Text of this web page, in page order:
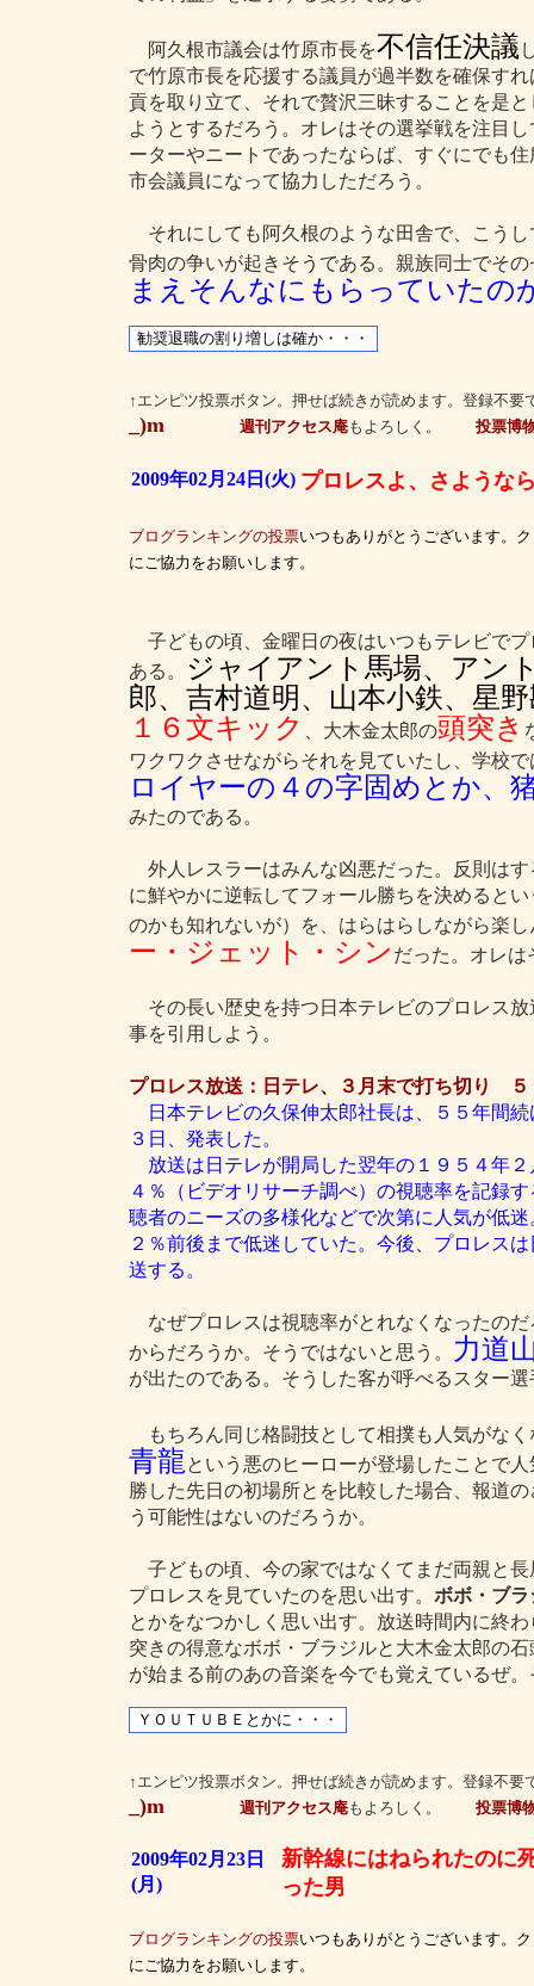
阿久根市議会は竹原市長を不信任決議
で竹原市長を応援する議員が過半数を確保す
貢を取り立て、それで贅沢三昧することを是
ようとするだろう。オレはその選挙戦を注目
ーターやニートであったならば、すぐにでも
市会議員になって協力しただろう。
それにしても阿久根のような田舎で、こう
骨肉の争いが起きそうである。親族同士でそ
まえそんなにもらっていたの
↑エンピツ投票ボタン。押せば続きが読めます。登録不要
_)m 週刊アクセス庵もよろしく。 投票博
2009年02月24日(火) プロレスよ、さような
ブログランキングの投票いつもありがとうございます。
にご協力をお願いします。
子どもの頃、金曜日の夜はいつもテレビで
ある。
ジャイアント馬場、アン
郎、吉村道明、山本小鉄、星
１６文キック
、大木金太郎の頭突き
ワクワクさせながらそれを見ていたし、学校
ロイヤーの４の字固めとか、
みたのである。
外人レスラーはみんな凶悪だった。反則は
に鮮やかに逆転してフォール勝ちを決めると
のかも知れないが）を、はらはらしながら楽
ー・ジェット・シン だった。オレは
その長い歴史を持つ日本テレビのプロレス
事を引用しよう。
プロレス放送：日テレ、３月末で打ち切り ５
日本テレビの久保伸太郎社長は、５５年間
３日、発表した。
放送は日テレが開局した翌年の１９５４年
４％（ビデオリサーチ調べ）の視聴率を記録
聴者のニーズの多様化などで次第に人気が低
２％前後まで低迷していた。今後、プロレス
送する。
なぜプロレスは視聴率がとれなくなったの
からだろうか。そうではないと思う。
力道
が出たのである。そうした客が呼べるスター
もちろん同じ格闘技として相撲も人気がな
青龍 という悪のヒーローが登場したことで
勝した先日の初場所とを比較した場合、報道
う可能性はないのだろうか。
子どもの頃、今の家ではなくてまだ両親と
プロレスを見ていたのを思い出す。 ボボ・ブ
とかをなつかしく思い出す。放送時間内に終
突きの得意なボボ・ブラジルと大木金太郎の
が始まる前のあの音楽を今でも覚えているぜ
↑エンピツ投票ボタン。押せば続きが読めます。登録不要
_)m 週刊アクセス庵もよろしく。 投票博
2009年02月23日
(月)
新幹線にはねられたのに
った男
ブログランキングの投票いつもありがとうございます。
にご協力をお願いします。